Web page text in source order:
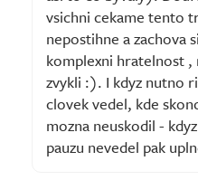
vsichni cekame tento
nepostihne a zachova
komplexni hratelnost
zvykli :). I kdyz nutno
clovek vedel, kde
mozna neuskodil -
pauzu nevedel pak